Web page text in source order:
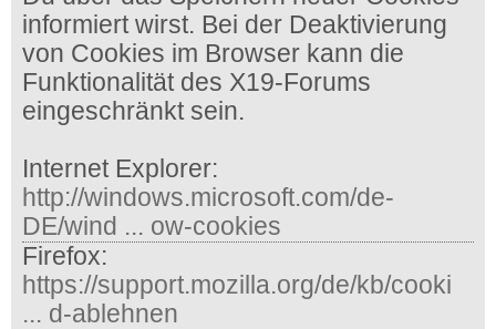
informiert wirst. Bei der Deaktivierung
von Cookies im Browser kann die
Funktionalität des X19-Forums
eingeschränkt sein.
Internet Explorer:
http://windows.microsoft.com/de-
DE/wind ... ow-cookies
Firefox:
https://support.mozilla.org/de/kb/cooki
... d-ablehnen